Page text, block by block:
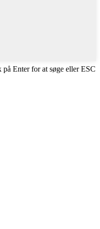
på Enter for at søge eller ESC